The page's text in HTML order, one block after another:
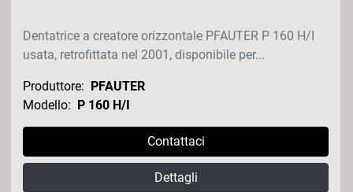
Dentatrice a creatore orizzontale PFAUTER P 160 H/I
usata, retrofittata nel 2001, disponibile per...
Produttore: PFAUTER
Modello: P 160 H/I
Contattaci
Dettagli